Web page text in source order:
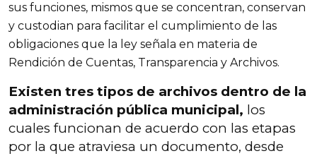
sus funciones, mismos que se concentran, conservan
y custodian para facilitar el cumplimiento de las
obligaciones que la ley señala en materia de
Rendición de Cuentas, Transparencia y Archivos.
Existen tres tipos de archivos dentro de la
administración pública municipal, los
cuales funcionan de acuerdo con las etapas
por la que atraviesa un documento, desde